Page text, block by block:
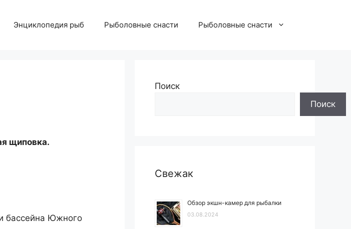
Энциклопедия рыб Рыболовные снасти Рыболовные снасти
щиповка.
бассейна Южного
Поиск
Поиск
Свежак
Обзор экшн-камер для рыбалки
03.08.2024